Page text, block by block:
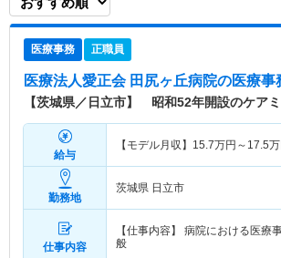
医療事務 正職員
医療法人愛正会 田尻ヶ丘病院の医療事
【茨城県／日立市】 昭和52年開設のケア
給与
【モデル月収】 15.7万円～ 17.5
勤務地
茨城県 日立市
仕事内容
【仕事内容】 病院における医療
般